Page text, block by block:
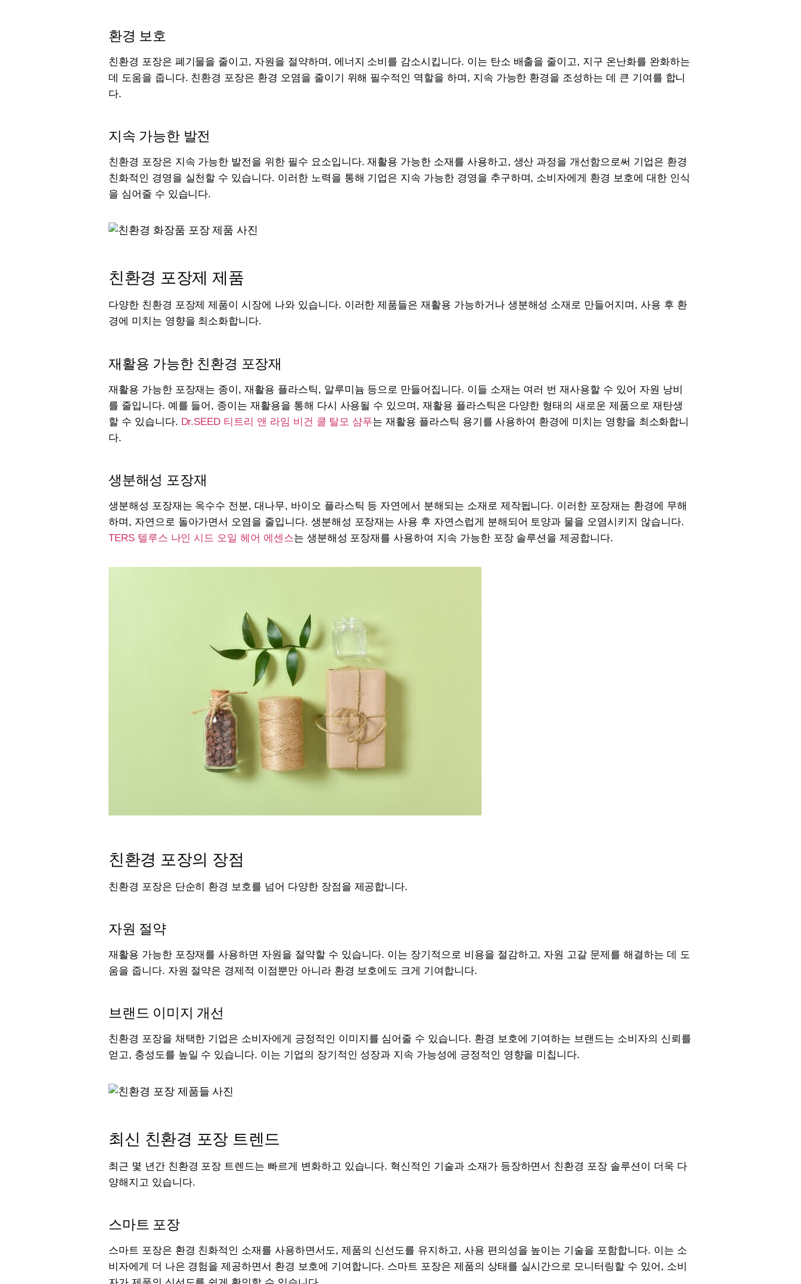
환경 보호
친환경 포장은 폐기물을 줄이고, 자원을 절약하며, 에너지 소비를 감소시킵니다. 이는 탄소 배출을 줄이고, 지구 온난화를 완화하는
데 도움을 줍니다. 친환경 포장은 환경 오염을 줄이기 위해 필수적인 역할을 하며, 지속 가능한 환경을 조성하는 데 큰 기여를 합니
다.
지속 가능한 발전
친환경 포장은 지속 가능한 발전을 위한 필수 요소입니다. 재활용 가능한 소재를 사용하고, 생산 과정을 개선함으로써 기업은 환경
친화적인 경영을 실천할 수 있습니다. 이러한 노력을 통해 기업은 지속 가능한 경영을 추구하며, 소비자에게 환경 보호에 대한 인식
을 심어줄 수 있습니다.
친환경 포장제 제품
다양한 친환경 포장제 제품이 시장에 나와 있습니다. 이러한 제품들은 재활용 가능하거나 생분해성 소재로 만들어지며, 사용 후 환
경에 미치는 영향을 최소화합니다.
재활용 가능한 친환경 포장재
재활용 가능한 포장재는 종이, 재활용 플라스틱, 알루미늄 등으로 만들어집니다. 이들 소재는 여러 번 재사용할 수 있어 자원 낭비
를 줄입니다. 예를 들어, 종이는 재활용을 통해 다시 사용될 수 있으며, 재활용 플라스틱은 다양한 형태의 새로운 제품으로 재탄생
할 수 있습니다. Dr.SEED 티트리 앤 라임 비건 쿨 탈모 샴푸는 재활용 플라스틱 용기를 사용하여 환경에 미치는 영향을 최소화합니
다.
생분해성 포장재
생분해성 포장재는 옥수수 전분, 대나무, 바이오 플라스틱 등 자연에서 분해되는 소재로 제작됩니다. 이러한 포장재는 환경에 무해
하며, 자연으로 돌아가면서 오염을 줄입니다. 생분해성 포장재는 사용 후 자연스럽게 분해되어 토양과 물을 오염시키지 않습니다.
TERS 텔루스 나인 시드 오일 헤어 에센스는 생분해성 포장재를 사용하여 지속 가능한 포장 솔루션을 제공합니다.
친환경 포장의 장점
친환경 포장은 단순히 환경 보호를 넘어 다양한 장점을 제공합니다.
자원 절약
재활용 가능한 포장재를 사용하면 자원을 절약할 수 있습니다. 이는 장기적으로 비용을 절감하고, 자원 고갈 문제를 해결하는 데 도
움을 줍니다. 자원 절약은 경제적 이점뿐만 아니라 환경 보호에도 크게 기여합니다.
브랜드 이미지 개선
친환경 포장을 채택한 기업은 소비자에게 긍정적인 이미지를 심어줄 수 있습니다. 환경 보호에 기여하는 브랜드는 소비자의 신뢰를
얻고, 충성도를 높일 수 있습니다. 이는 기업의 장기적인 성장과 지속 가능성에 긍정적인 영향을 미칩니다.
최신 친환경 포장 트렌드
최근 몇 년간 친환경 포장 트렌드는 빠르게 변화하고 있습니다. 혁신적인 기술과 소재가 등장하면서 친환경 포장 솔루션이 더욱 다
양해지고 있습니다.
스마트 포장
스마트 포장은 환경 친화적인 소재를 사용하면서도, 제품의 신선도를 유지하고, 사용 편의성을 높이는 기술을 포함합니다. 이는 소
비자에게 더 나은 경험을 제공하면서 환경 보호에 기여합니다. 스마트 포장은 제품의 상태를 실시간으로 모니터링할 수 있어, 소비